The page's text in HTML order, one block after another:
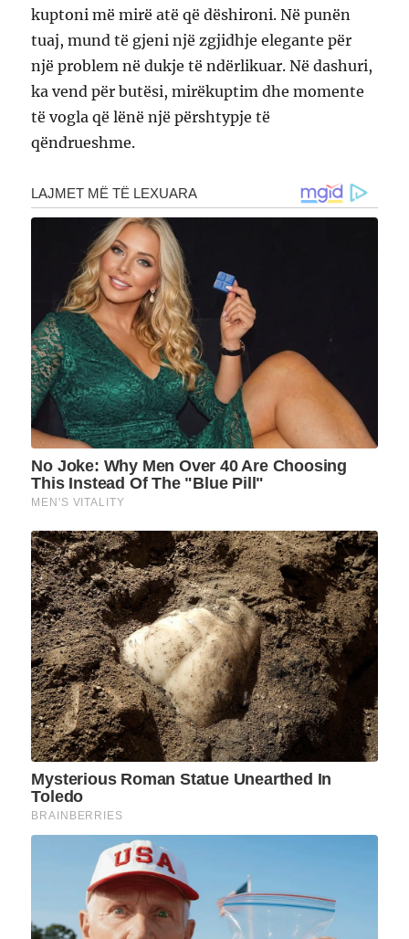
kuptoni më mirë atë që dëshironi. Në punën
tuaj, mund të gjeni një zgjidhje elegante për
një problem në dukje të ndërlikuar. Në dashuri,
ka vend për butësi, mirëkuptim dhe momente
të vogla që lënë një përshtypje të
qëndrueshme.